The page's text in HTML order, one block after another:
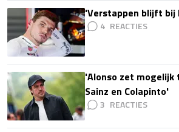
'Verstappen blijft bij
4
'Alonso zet
Sainz en Colapinto'
3